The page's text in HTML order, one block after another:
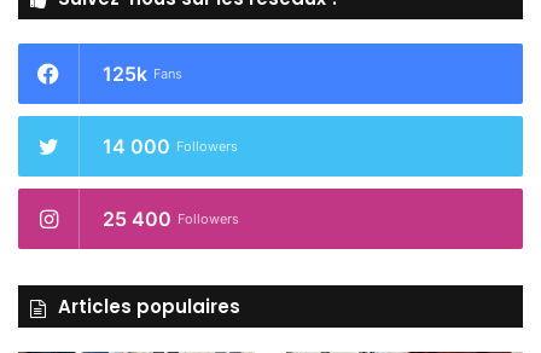
125k Fans
14 000 Followers
25 400 Followers
Articles populaires